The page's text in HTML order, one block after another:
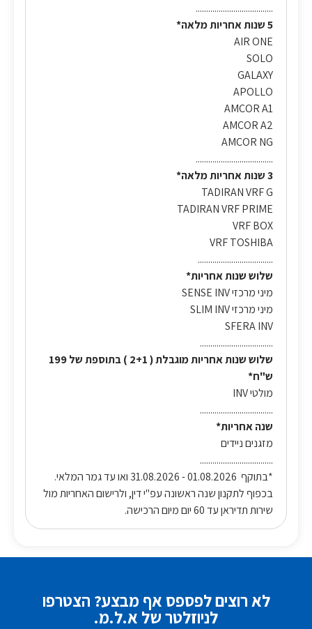
.....................................
5 שנות אחריות מלאה*
AIR ONE
SOLO
GALAXY
APOLLO
AMCOR A1
AMCOR A2
AMCOR NG
.....................................
3 שנות אחריות מלאה*
TADIRAN VRF G
TADIRAN VRF PRIME
VRF BOX
VRF TOSHIBA
....................................
שלוש שנות אחריות*
מיני מרכזי SENSE INV
מיני מרכזי SLIM INV
SFERA INV
...................................
שלוש שנות אחריות מוגבלת ( 2+1 ) בתוספת של 199
ש"ח*
מולטי INV
...................................
שנה אחריות*
מזגנים ניידים
...................................
*בתוקף 01.08.2026 - 31.08.2026 ואו עד גמר המלאי.
בכפוף לתקנון שנה ראשונה עפ"י דין, ולרישום האחריות מול
שירות תדיראן עד 60 יום מיום הרכישה.
לא רוצים לפספס אף מבצע? הצטרפו
לניוזלטר של א.ל.מ.